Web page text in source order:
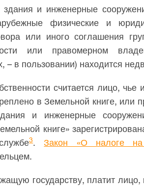
и инженерные
физические и
или иного соглашения
или правомерном
– в пользовании) находится
считается лицо,
в Земельной книге, или
и инженерные
книге»
3.Закон «О налоге на
государству, платит лицо,